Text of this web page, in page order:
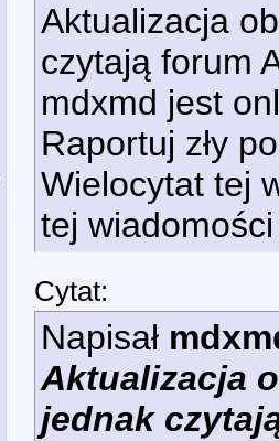
Aktualizacja
czytają forum
mdxmd jest
Raportuj zły
Wielocytat tej
tej wiadomości
Cytat:
Napisał
Aktualizacja
jednak